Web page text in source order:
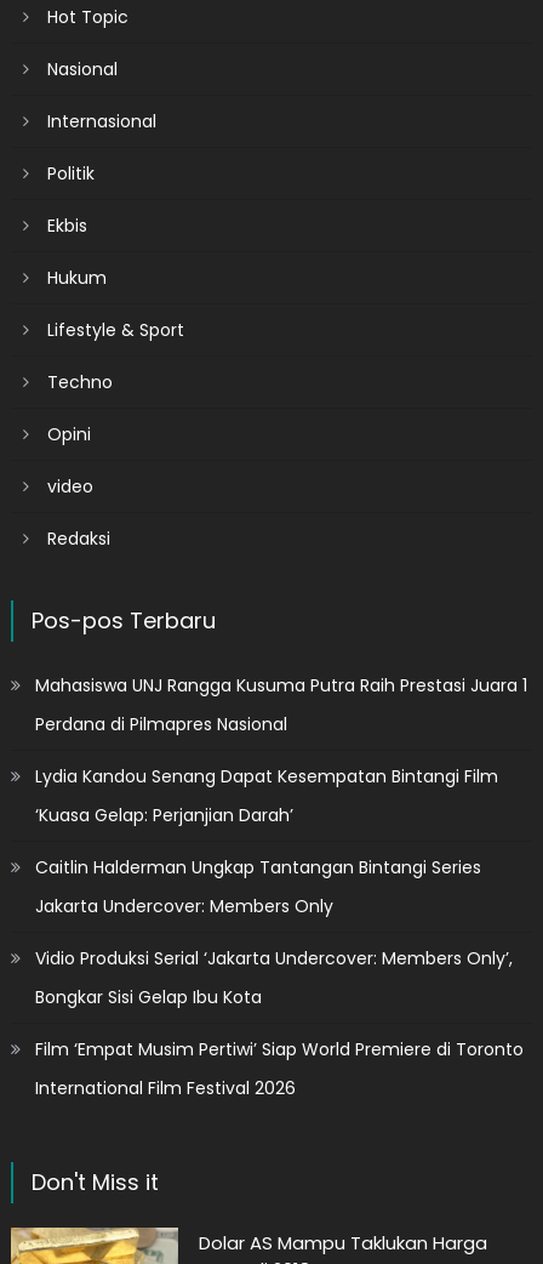
Hot Topic
Nasional
Internasional
Politik
Ekbis
Hukum
Lifestyle & Sport
Techno
Opini
video
Redaksi
Pos-pos Terbaru
Mahasiswa UNJ Rangga Kusuma Putra Raih Prestasi Juara 1
Perdana di Pilmapres Nasional
Lydia Kandou Senang Dapat Kesempatan Bintangi Film
‘Kuasa Gelap: Perjanjian Darah’
Caitlin Halderman Ungkap Tantangan Bintangi Series
Jakarta Undercover: Members Only
Vidio Produksi Serial ‘Jakarta Undercover: Members Only’,
Bongkar Sisi Gelap Ibu Kota
Film ‘Empat Musim Pertiwi’ Siap World Premiere di Toronto
International Film Festival 2026
Don't Miss it
Dolar AS Mampu Taklukan Harga